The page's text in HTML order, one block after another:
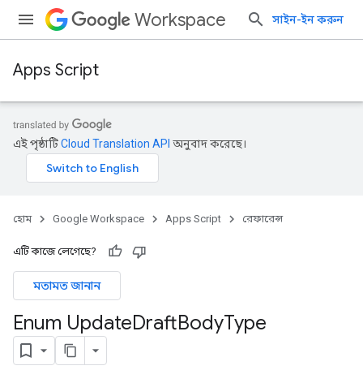
Workspace সাইন-ইন করুন
Apps Script
এই পৃষ্ঠাটিCloud Translation API অনুবাদ করেছে।
হোম Google Workspace Apps Script রেফারেন্স
এটি কাজে লেগেছে?
মতামত জানান
Enum UpdateDraftBodyType